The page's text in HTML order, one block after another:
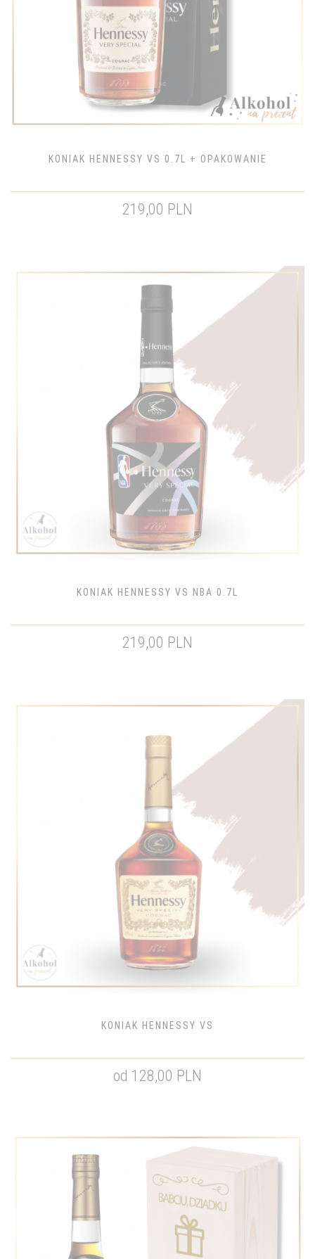
KONIAK HENNESSY VS 0.7L + OPAKOWANIE
219,00 PLN
KONIAK HENNESSY VS NBA 0.7L
219,00 PLN
KONIAK HENNESSY VS
od 128,00 PLN